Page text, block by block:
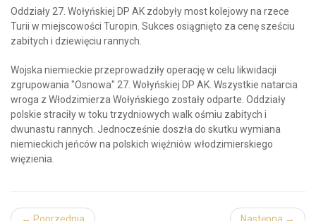
Oddziały 27. Wołyńskiej DP AK zdobyły most kolejowy na rzece
Turii w miejscowości Turopin. Sukces osiągnięto za cenę sześciu
zabitych i dziewięciu rannych.
Wojska niemieckie przeprowadziły operację w celu likwidacji
zgrupowania "Osnowa" 27. Wołyńskiej DP AK. Wszystkie natarcia
wroga z Włodzimierza Wołyńskiego zostały odparte. Oddziały
polskie straciły w toku trzydniowych walk ośmiu zabitych i
dwunastu rannych. Jednocześnie doszła do skutku wymiana
niemieckich jeńców na polskich więźniów włodzimierskiego
więzienia.